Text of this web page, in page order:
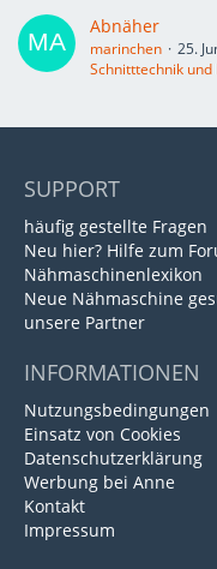
Abnäher
marinchen
25.
Schnitttechnik und
SUPPORT
häufig gestellte Fragen
Neu hier? Hilfe zum
Nähmaschinenlexikon
Neue Nähmaschine
unsere Partner
INFORMATIONEN
Nutzungsbedingungen
Einsatz von Cookies
Datenschutzerklärung
Werbung bei Anne
Kontakt
Impressum